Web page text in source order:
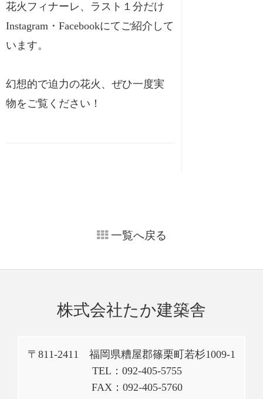
花火フィナーレ、ラスト１分だけ
Instagram・Facebookにてご紹介して
います。
幻想的で迫力の花火、ぜひ一度実
物をご覧ください！
一覧へ戻る
株式会社たか建築舎
〒811-2411 福岡県糟屋郡篠栗町若杉1009-1
TEL：092-405-5755
FAX：092-405-5760